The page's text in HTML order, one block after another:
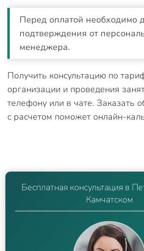
Перед оплатой необходимо
подтверждения от
менеджера.
Получить консультацию по
организации и проведения
телефону или в чате. Заказать
с расчетом поможет онлайн-
Бесплатная консультация в
Камчатском